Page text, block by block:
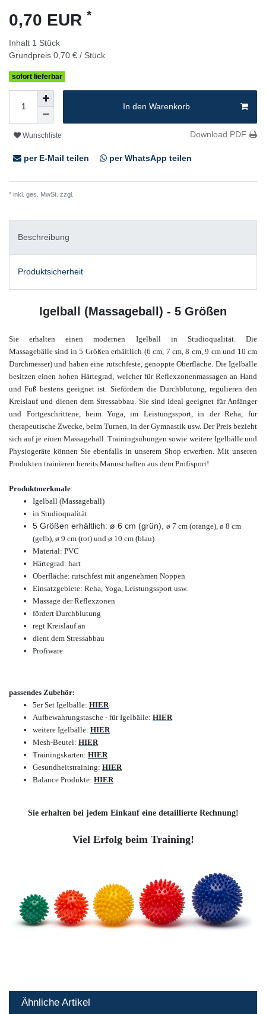
0,70 EUR *
Inhalt 1 Stück
Grundpreis 0,70 € / Stück
sofort lieferbar
In den Warenkorb
Wunschliste Download PDF
per E-Mail teilen per WhatsApp teilen
* inkl. ges. MwSt. zzgl.
Beschreibung
Produktsicherheit
Igelball (Massageball) - 5 Größen
Sie erhalten einen modernen Igelball in Studioqualität. Die
Massagebälle sind in 5 Größen erhältlich (6 cm, 7 cm, 8 cm, 9 cm und 10 cm
Durchmesser) und haben eine rutschfeste, genoppte Oberfläche. Die Igelbälle
besitzen einen hohen Härtegrad, welcher für Reflexzonenmassagen an Hand
und Fuß bestens geeignet ist. Siefördern die Durchblutung, regulieren den
Kreislauf und dienen dem Stressabbau. Sie sind ideal geeignet für Anfänger
und Fortgeschrittene, beim Yoga, im Leistungssport, in der Reha, für
therapeutische Zwecke, beim Turnen, in der Gymnastik usw. Der Preis bezieht
sich auf je einen Massageball.Trainingsübungen sowie weitere Igelbälle und
Physiogeräte können Sie ebenfalls in unserem Shop erwerben.
Mit unseren
Produkten trainieren bereits Mannschaften aus dem Profisport!
Produktmerkmale:
Igelball (Massageball)
in Studioqualität
5 Größen erhältlich: ø 6 cm (grün), ø 7 cm (orange), ø 8 cm
(gelb), ø 9 cm (rot) und ø 10 cm (blau)
Material: PVC
Härtegrad: hart
Oberfläche: rutschfest mit angenehmen Noppen
Einsatzgebiete: Reha, Yoga, Leistungssport usw.
Massage der Reflexzonen
fördert Durchblutung
regt Kreislauf an
dient dem Stressabbau
Profiware
passendes Zubehör:
5er Set Igelbälle: HIER
Aufbewahrungstasche - für Igelbälle: HIER
weitere Igelbälle: HIER
Mesh-Beutel: HIER
Trainingskarten: HIER
Gesundheitstraining: HIER
Balance Produkte: HIER
Sie erhalten bei jedem Einkauf eine detaillierte Rechnung!
Viel Erfolg beim Training!
Ähnliche Artikel